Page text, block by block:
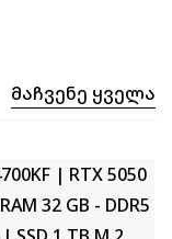
Მაჩვენე Ყველა